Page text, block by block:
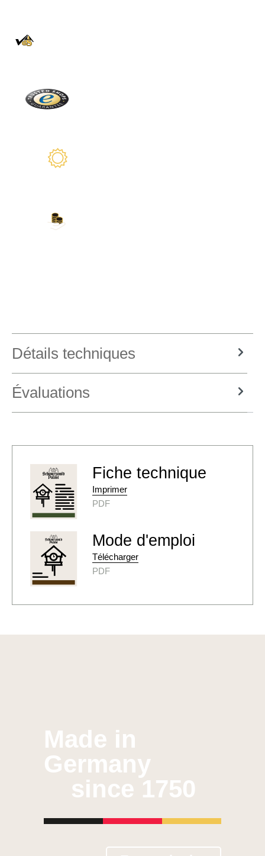
Détails techniques
Évaluations
Fiche technique
Imprimer
PDF
Mode d'emploi
Télécharger
PDF
Made in
Germany
since 1750